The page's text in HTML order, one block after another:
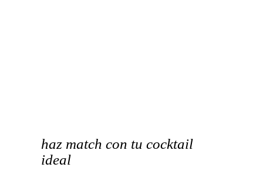
haz match con tu cocktail
ideal